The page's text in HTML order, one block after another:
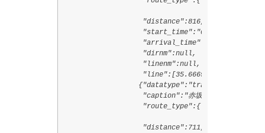
                   "distance":816,
                   "start_time":"0919",
                   "arrival_time":"0921",
                   "dirnm":null,
                   "linenm":null,
                  {"datatype":"train",
                   "caption":"赤坂見附駅",
                   "route_type":{"code":"3000",
                   "distance":711,